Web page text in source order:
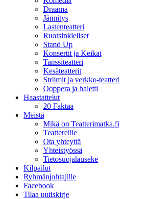
Draama
Jännitys
Lastenteatteri
Ruotsinkieliset
Stand Up
Konsertit ja Keikat
Tanssiteatteri
Kesäteatterit
Striimit ja verkko-teatteri
Ooppera ja baletti
Haastattelut
20 Faktaa
Meistä
Mikä on Teatterimatka.fi
Teattereille
Ota yhteyttä
Yhteistyössä
Tietosuojalauseke
Kilpailut
Ryhmänjohtajille
Facebook
Tilaa uutiskirje